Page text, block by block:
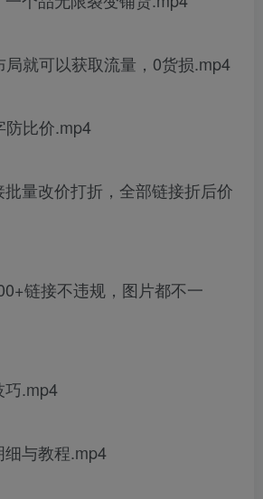
局就可以获取流量，0货损.mp4
防比价.mp4
量改价打折，全部链接折后价
链接不违规，图片都不一
巧.mp4
与教程.mp4